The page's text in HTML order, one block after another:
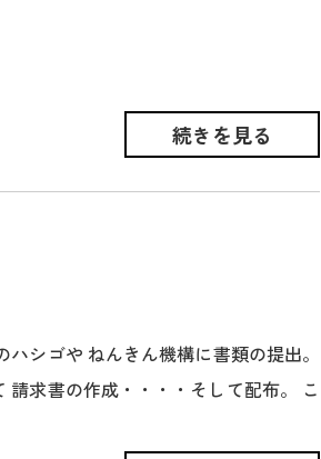
続きを見る
シゴや ねんきん機構に書類の提出。
求書の作成・・・・そして配布。 こ